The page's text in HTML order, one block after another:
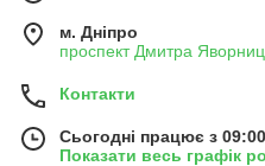
м. Дніпро
проспект Дмитра
Контакти
Сьогодні працює з
Показати весь графік